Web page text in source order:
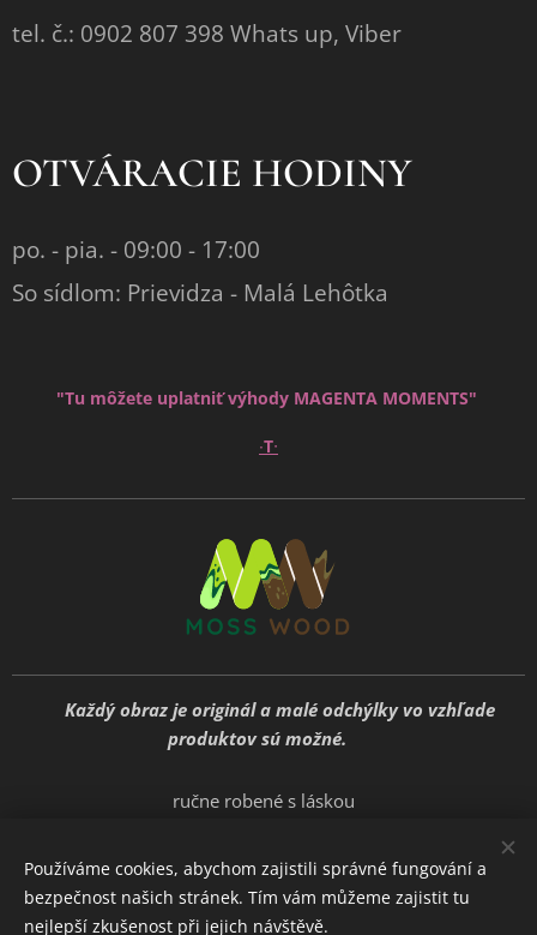
tel. č.: 0902 807 398 Whats up, Viber
OTVÁRACIE HODINY
po. - pia. - 09:00 - 17:00
So sídlom: Prievidza - Malá Lehôtka
"Tu môžete uplatniť výhody MAGENTA MOMENTS"
∙T∙
Každý obraz je originál a malé odchýlky vo vzhľade
produktov sú možné.
ručne robené s láskou
E-shop vytvoril: Mosswood Cookies
Používáme cookies, abychom zajistili správné fungování a
bezpečnost našich stránek. Tím vám můžeme zajistit tu
nejlepší zkušenost při jejich návštěvě.